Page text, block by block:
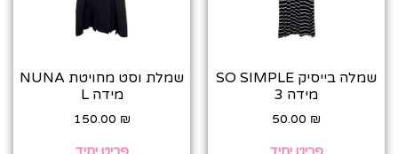
שמלה בייסיק SO SIMPLE
מידה 3
50.00 ₪
שמלת וסט מחויטת NUNA
מידה L
150.00 ₪